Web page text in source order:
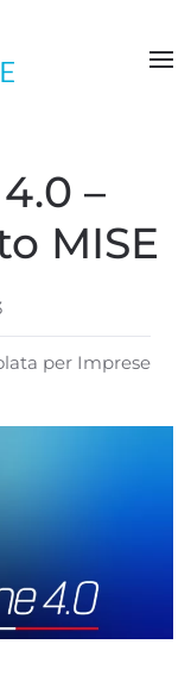
–
MISE
per Imprese